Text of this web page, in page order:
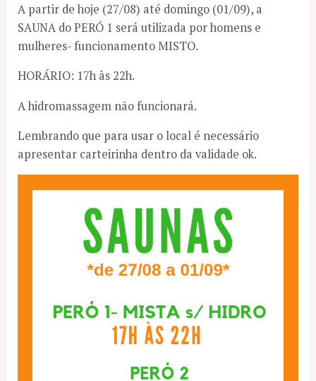
A partir de hoje (27/08) até domingo (01/09), a
SAUNA do PERÓ 1 será utilizada por homens e
mulheres- funcionamento MISTO.
HORÁRIO: 17h às 22h.
A hidromassagem não funcionará.
Lembrando que para usar o local é necessário
apresentar carteirinha dentro da validade ok.